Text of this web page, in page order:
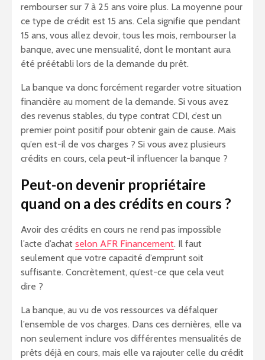
rembourser sur 7 à 25 ans voire plus. La moyenne pour
ce type de crédit est 15 ans. Cela signifie que pendant
15 ans, vous allez devoir, tous les mois, rembourser la
banque, avec une mensualité, dont le montant aura
été préétabli lors de la demande du prêt.
La banque va donc forcément regarder votre situation
financière au moment de la demande. Si vous avez
des revenus stables, du type contrat CDI, c’est un
premier point positif pour obtenir gain de cause. Mais
qu’en est-il de vos charges ? Si vous avez plusieurs
crédits en cours, cela peut-il influencer la banque ?
Peut-on devenir propriétaire
quand on a des crédits en cours ?
Avoir des crédits en cours ne rend pas impossible
l’acte d’achat selon AFR Financement. Il faut
seulement que votre capacité d’emprunt soit
suffisante. Concrètement, qu’est-ce que cela veut
dire ?
La banque, au vu de vos ressources va défalquer
l’ensemble de vos charges. Dans ces dernières, elle va
non seulement inclure vos différentes mensualités de
prêts déjà en cours, mais elle va rajouter celle du crédit